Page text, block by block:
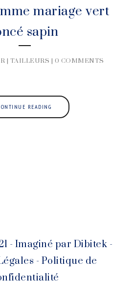
mariage vert
sapin
| TAILLEURS | 0 COMMENTS
READING
- Imaginé par Dibitek -
- Politique de